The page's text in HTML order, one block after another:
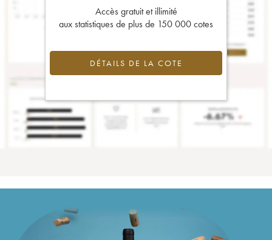
Accès gratuit et illimité
aux statistiques de plus de 150 000 cotes
DÉTAILS DE LA COTE